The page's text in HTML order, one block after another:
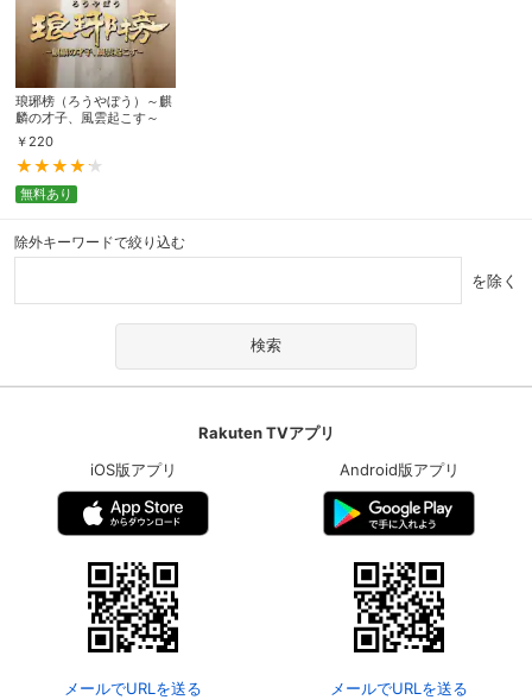
琅琊榜（ろうやぼう）～麒
麟の才子、風雲起こす～
￥ 220
無料あり
除外キーワードで絞り込む
を除く
Rakuten TVアプリ
iOS版アプリ
メールでURLを送る
Android版アプリ
メールでURLを送る